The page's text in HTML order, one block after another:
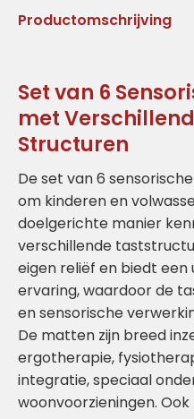
Productomschrijving
Set van 6
met
Structuren
De set van 6
om kinderen en
doelgerichte manier
verschillende
eigen reliëf en biedt een
ervaring, waardoor de
en sensorische
De matten zijn breed
ergotherapie,
integratie, speciaal
woonvoorzieningen.